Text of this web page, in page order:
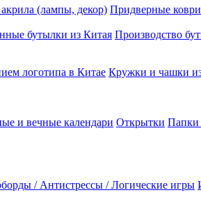
(лампы, декор) Придверные
бутылки из Китая Производство
логотипа в Китае Кружки и чашки
и вечные календари Открытки Папки
/ Антистрессы / Логические игры